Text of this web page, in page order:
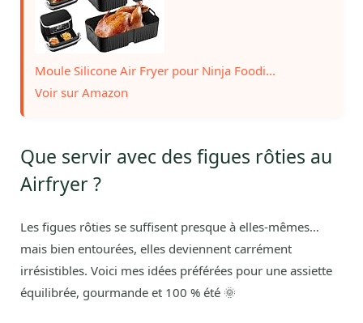
Moule Silicone Air Fryer pour Ninja Foodi...
Voir sur Amazon
Que servir avec des figues rôties au
Airfryer ?
Les figues rôties se suffisent presque à elles-mêmes…
mais bien entourées, elles deviennent carrément
irrésistibles. Voici mes idées préférées pour une assiette
équilibrée, gourmande et 100 % été 🌞